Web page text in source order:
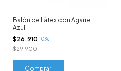
Balón de Látex con Agarre
Azul
$26.910 10%
$29.900